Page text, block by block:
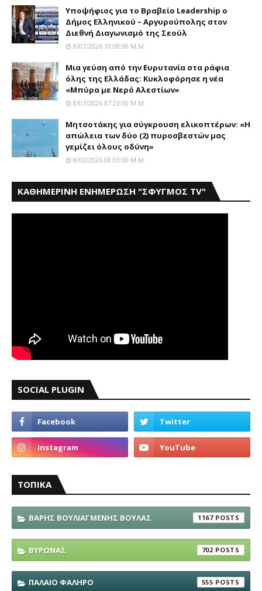
Yποψήφιος για το Bραβείο Leadership ο
Δήμος Ελληνικού – Αργυρούπολης στον
Διεθνή Διαγωνισμό της Σεούλ
8/07/2026 10:08:00 Μ.μ.
Mια γεύση από την Eυρυτανία στα ράφια
όλης της Ελλάδας: Κυκλοφόρησε η νέα
«Μπύρα με Nερό Aλεστίων»
8/07/2026 07:23:00 Μ.μ.
Μητσοτάκης για σύγκρουση ελικοπτέρων: «Η
απώλεια των δύο (2) πυροσβεστών μας
γεμίζει όλους οδύνη»
8/02/2026 08:03:00 Μ.μ.
ΚΑΘΗΜΕΡΙΝΗ ΕΝΗΜΕΡΩΣΗ "ΣΦΥΓΜΟΣ TV"
SOCIAL PLUGIN
ΤΟΠΙΚΑ
ΒΑΡΗΣ ΒΟΥΛΙΑΓΜΕΝΗΣ ΒΟΥΛΑΣ 1167
ΒΥΡΩΝΑΣ 702
ΠΑΛΑΙΟ ΦΑΛΗΡΟ 555